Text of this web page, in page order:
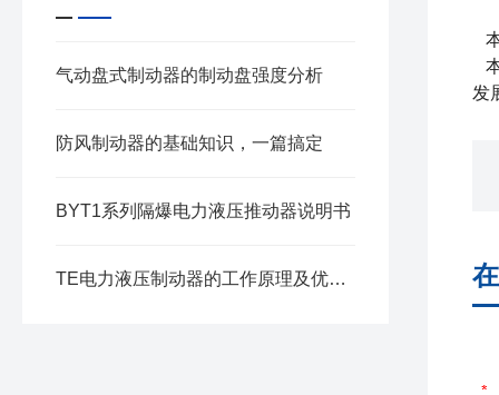
气动盘式制动器的制动盘强度分析
防风制动器的基础知识，一篇搞定
BYT1系列隔爆电力液压推动器说明书
TE电力液压制动器的工作原理及优点分析
发